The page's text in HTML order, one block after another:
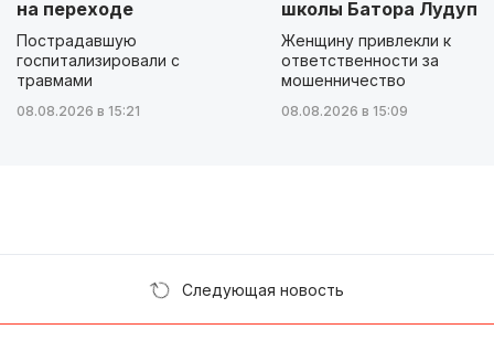
на переходе
Пострадавшую
госпитализировали с
травмами
08.08.2026 в 15:21
школы Батора
Женщину привлекли к
ответственности за
мошенничество
08.08.2026 в 15:09
Следующая новость